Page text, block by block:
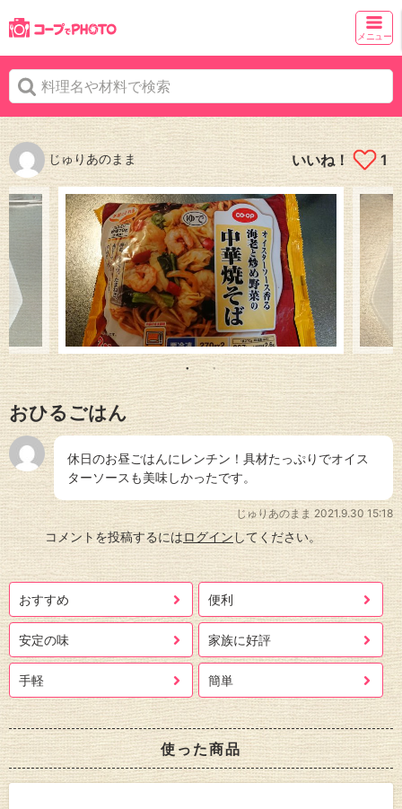
メニュー
じゅりあのまま いいね！ 1
おひるごはん
休日のお昼ごはんにレンチン！具材たっぷりでオイス
ターソースも美味しかったです。
じゅりあのまま 2021.9.30 15:18
コメントを投稿するにはログインしてください。
おすすめ 便利
安定の味 家族に好評
手軽 簡単
使った商品